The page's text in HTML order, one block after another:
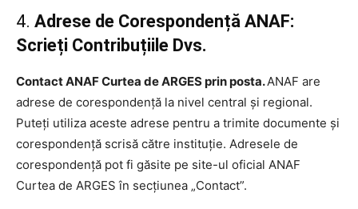
4. Adrese de Corespondență ANAF:
Scrieți Contribuțiile Dvs.
Contact ANAF Curtea de ARGES prin posta.ANAF are
adrese de corespondență la nivel central și regional.
Puteți utiliza aceste adrese pentru a trimite documente și
corespondență scrisă către instituție. Adresele de
corespondență pot fi găsite pe site-ul oficial ANAF
Curtea de ARGES în secțiunea „Contact”.